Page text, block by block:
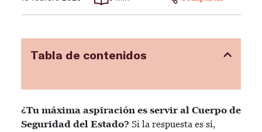
Tabla de contenidos
¿Tu máxima aspiración es servir al Cuerpo de
Seguridad del Estado? Si la respuesta es sí,